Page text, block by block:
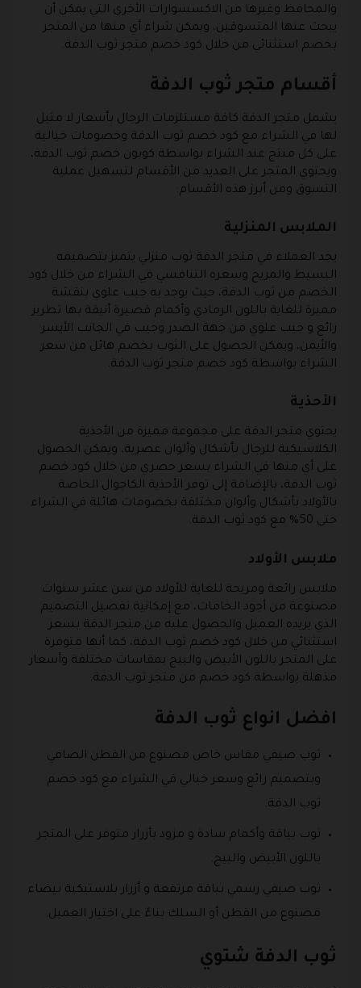
والمحافظ وغيرها من الاكسسوارات الأخرى التي يمكن أن
يبحث عنها المتسوقين، ويمكن شراء أي منها من المتجر
بخصم استثنائي من خلال كود خصم متجر ثوب الدفة.
أقسام متجر ثوب الدفة
يشمل متجر الدفة كافة مستلزمات الرجال بأسعار لا مثيل
لها في الشراء مع كود خصم ثوب الدفة وخصومات خيالية
على كل منتج عند الشراء بواسطة كوبون خصم ثوب الدفة،
ويحتوي المتجر على العديد من الأقسام لتسهيل عملية
التسوق ومن أبرز هذه الأقسام:
الملابس المنزلية
يجد العملاء في متجر الدفة ثوب منزلي يتميز بتصميمه
البسيط والمريح وسعره التنافسي في الشراء من خلال كود
الخصم من ثوب الدفة، حيث يوجد به جيب علوي بنقشة
مميزة للغاية باللون الرمادي وأكمام قصيرة أنيقة بها تطريز
رائع و جيب علوي من جهة الصدر وجيب في الجانب الأيسر
والأيمن، ويمكن الحصول على الثوب بخصم هائل من سعر
الشراء بواسطة كود خصم متجر ثوب الدفة.
الأحذية
يحتوي متجر الدفة على مجموعة مميزة من الأحذية
الكلاسيكية للرجال بأشكال وألوان عصرية، ويمكن الحصول
على أي منها في الشراء بسعر حصري من خلال كود خصم
ثوب الدفة، بالإضافة إلى توفر الأحذية الكاجوال الخاصة
بالأولاد بأشكال وألوان مختلفة بخصومات هائلة في الشراء
حتى 50% مع كود ثوب الدفة.
ملابس الأولاد
ملابس رائعة ومريحة للغاية للأولاد من سن عشر سنوات
مصنوعة من أجود الخامات، مع إمكانية تفصيل التصميم
الذي يريده العميل والحصول عليه من متجر الدفة بسعر
استثنائي من خلال كود خصم ثوب الدفة، كما أنها متوفرة
على المتجر باللون الأبيض والبيج بمقاسات مختلفة وأسعار
مذهلة بواسطة كود خصم من متجر ثوب الدفة.
افضل انواع ثوب الدفة
ثوب صيفي مقاس خاص مصنوع من القطن الصافي
وبتصميم رائع وسعر خيالي في الشراء مع كود خصم
ثوب الدفة.
ثوب بياقة وأكمام سادة و مزود بأزرار متوفر على المتجر
باللون الأبيض والبيج.
ثوب صيفي رسمي بياقة مرتفعة و أزرار بلاستيكية بيضاء
مصنوع من القطن أو السلك بناءً على اختيار العميل.
ثوب الدفة شتوي